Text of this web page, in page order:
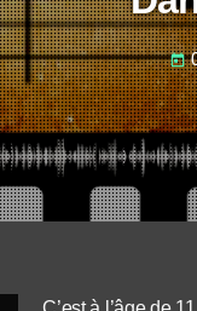
today